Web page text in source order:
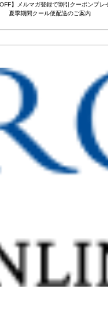
OFF】メルマガ登録で割引クーポンプレ
夏季期間クール便配送のご案内